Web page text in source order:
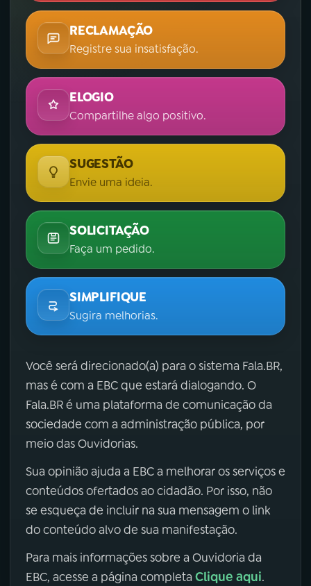
RECLAMAÇÃO
Registre sua insatisfação.
ELOGIO
Compartilhe algo positivo.
SUGESTÃO
Envie uma ideia.
SOLICITAÇÃO
Faça um pedido.
SIMPLIFIQUE
Sugira melhorias.
Você será direcionado(a) para o sistema Fala.BR,
mas é com a EBC que estará dialogando. O
Fala.BR é uma plataforma de comunicação da
sociedade com a administração pública, por
meio das Ouvidorias.
Sua opinião ajuda a EBC a melhorar os serviços e
conteúdos ofertados ao cidadão. Por isso, não
se esqueça de incluir na sua mensagem o link
do conteúdo alvo de sua manifestação.
Para mais informações sobre a Ouvidoria da
EBC, acesse a página completa Clique aqui.